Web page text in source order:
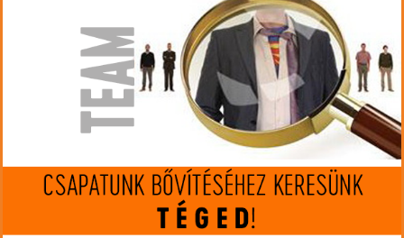
Walther
WA2853248
MIP kártya jóváírás: Kártyát igényelek
Termék leírás
A Walther PPK/S .22LR egy elegáns és kompakt kialakítású
öntöltő pisztoly, amelyet eredetileg kifejezetten kis kaliberű